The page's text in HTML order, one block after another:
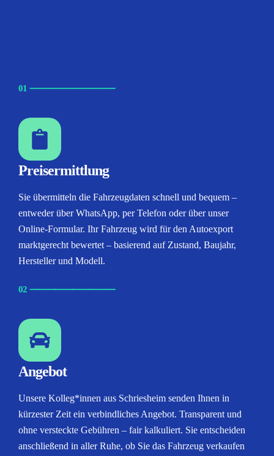
01 ⸺⸺⸺⸺⸺
Preisermittlung
Sie übermitteln die Fahrzeugdaten schnell und bequem –
entweder über WhatsApp, per Telefon oder über unser
Online-Formular. Ihr Fahrzeug wird für den Autoexport
marktgerecht bewertet – basierend auf Zustand, Baujahr,
Hersteller und Modell.
02 ⸺⸺⸺⸺⸺
Angebot
Unsere Kolleg*innen aus Schriesheim senden Ihnen in
kürzester Zeit ein verbindliches Angebot. Transparent und
ohne versteckte Gebühren – fair kalkuliert. Sie entscheiden
anschließend in aller Ruhe, ob Sie das Fahrzeug verkaufen